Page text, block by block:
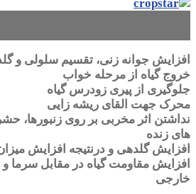
افزایش جوانه زنی، تقسیم سلولی و
خروج گیاه از مرحله خواب
جلوگیری از پیری زودرس گیاه
محرک جهت القای ریشه زایی
نداشتن اثر مخربی بر روی زنبورها،
های زنده
افزایش گلدهی و درنتیجه افزایش
افزایش مقاومت گیاه در مقابل سرما
خارجی